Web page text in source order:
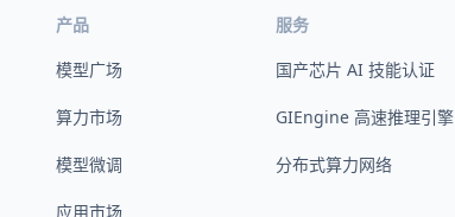
产品
模型广场
算力市场
模型微调
应用市场
服务
国产芯片 AI 技能认证
GIEngine 高速推理引擎
分布式算力网络